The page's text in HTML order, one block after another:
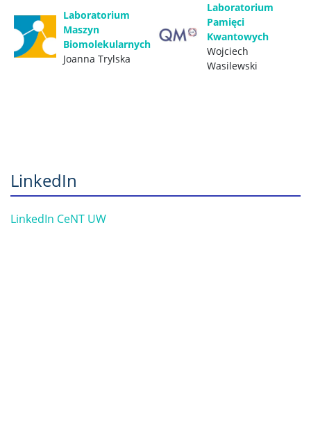
Współpraca naukowa
Serwerownia
KONTAKT
Laboratorium
Maszyn
Biomolekularnych
Joanna Trylska
Laboratorium
Pamięci
Kwantowych
Wojciech
Wasilewski
LinkedIn
LinkedIn CeNT UW